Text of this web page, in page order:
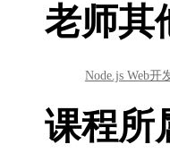
老师其
Node.js Web开
课程所